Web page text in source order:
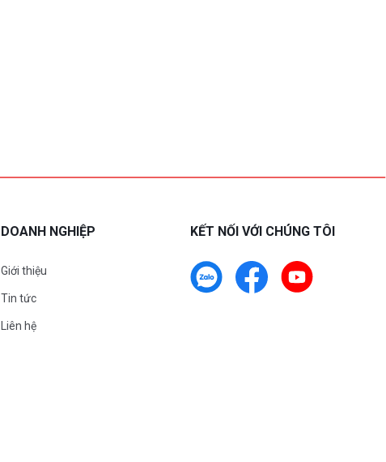
DOANH NGHIỆP
Giới thiệu
Tin tức
Liên hệ
KẾT NỐI VỚI CHÚNG TÔI